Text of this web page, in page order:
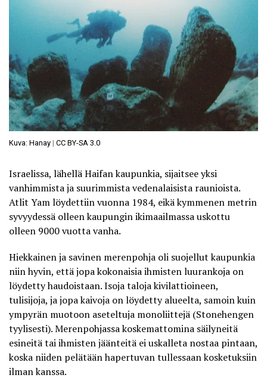
Kuva: Hanay | CC BY-SA 3.0
Israelissa, lähellä Haifan kaupunkia, sijaitsee yksi
vanhimmista ja suurimmista vedenalaisista raunioista.
Atlit Yam löydettiin vuonna 1984, eikä kymmenen metrin
syvyydessä olleen kaupungin ikimaailmassa uskottu
olleen 9000 vuotta vanha.
Hiekkainen ja savinen merenpohja oli suojellut kaupunkia
niin hyvin, että jopa kokonaisia ihmisten luurankoja on
löydetty haudoistaan. Isoja taloja kivilattioineen,
tulisijoja, ja jopa kaivoja on löydetty alueelta, samoin kuin
ympyrän muotoon aseteltuja monoliittejä (Stonehengen
tyylisesti). Merenpohjassa koskemattomina säilyneitä
esineitä tai ihmisten jäänteitä ei uskalleta nostaa pintaan,
koska niiden pelätään hapertuvan tullessaan kosketuksiin
ilman kanssa.